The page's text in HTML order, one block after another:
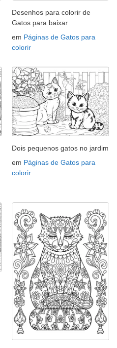
Desenhos para colorir de
Gatos para baixar
em Páginas de Gatos para
colorir
Dois pequenos gatos no jardim
em Páginas de Gatos para
colorir